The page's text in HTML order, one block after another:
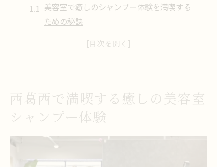
美容室で癒しのシャンプー体験を満喫する
ための秘訣
美容室の心地よいシャンプーで心身ともに
美容室シャンプーで感じる癒しとプロの技
術の違い
プー体験
ヘアケア重視の女性におすすめ美容室シャンプ
西葛西で満喫する癒しの美容室
シャンプー体験